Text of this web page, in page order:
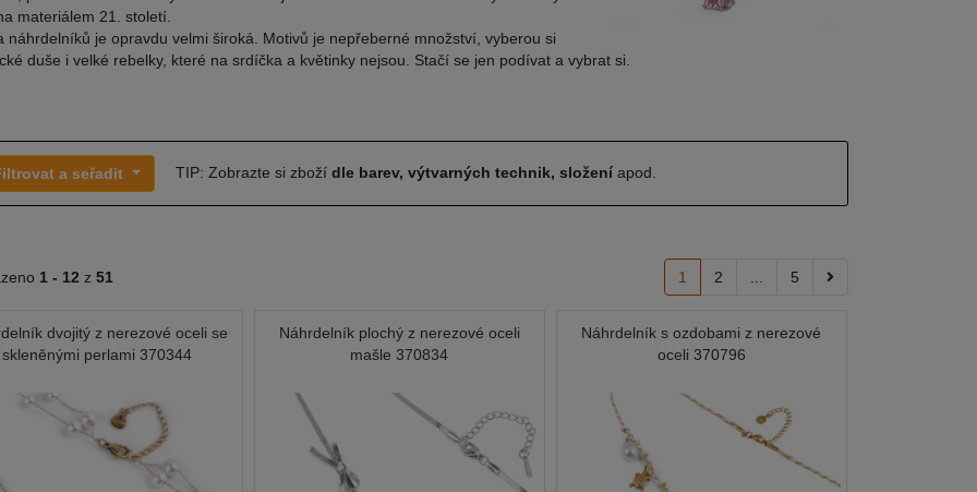
materiálem 21. století.
náhrdelníků je opravdu velmi široká. Motivů je nepřeberné množství, vyberou si
duše i velké rebelky, které na srdíčka a květinky nejsou. Stačí se jen podívat a vybrat si.
a seřadit TIP: Zobrazte si zboží dle barev, výtvarných technik, složeníapod.
1 - 12 z 51 1 2 5
dvojitý z nerezové oceli se
skleněnými perlami 370344
Náhrdelník plochý z nerezové oceli
mašle 370834
Náhrdelník s ozdobami z nerezové
oceli 370796